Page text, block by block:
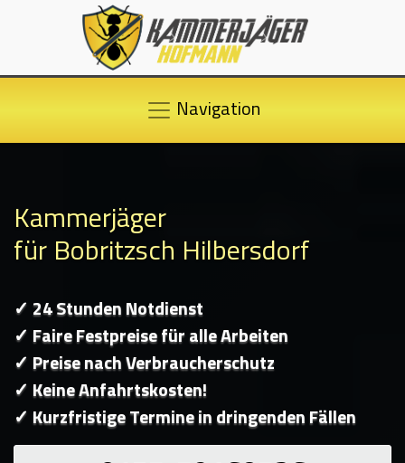
Navigation
Kammerjäger
für Bobritzsch Hilbersdorf
✓ 24 Stunden Notdienst
✓ Faire Festpreise für alle Arbeiten
✓ Preise nach Verbraucherschutz
✓ Keine Anfahrtskosten!
✓ Kurzfristige Termine in dringenden Fällen